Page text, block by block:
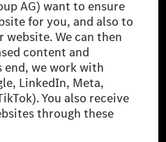
AG (former Daimler AG) is
automotive
Benz AG, we are one of
of premium and luxury
Mobility AG offers
and car rental,
services for charging and
as well as innovative